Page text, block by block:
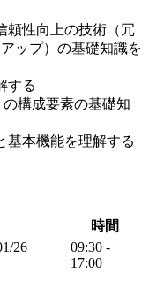
頼性向上の技術（冗
ップ）の基礎知識を
する
構成要素の基礎知
基本機能を理解する
時間
26
09:30 -
17:00